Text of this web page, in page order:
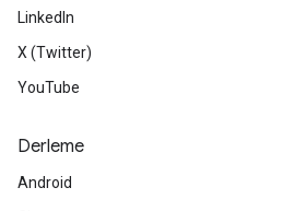
LinkedIn
X (Twitter)
YouTube
Derleme
Android